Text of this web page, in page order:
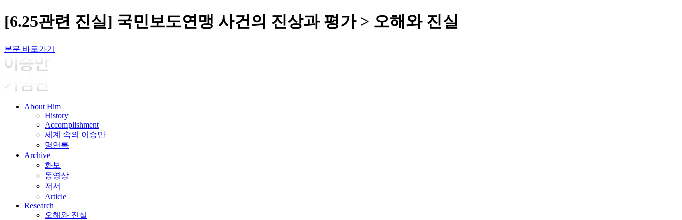
[6.25관련 진실] 국민보도연맹 사건의 진상과 평가 > 오해와 진실
본문 바로가기
About Him
History
Accomplishment
세계 속의 이승만
명언록
Archive
화보
동영상
저서
Article
Research
오해와 진실